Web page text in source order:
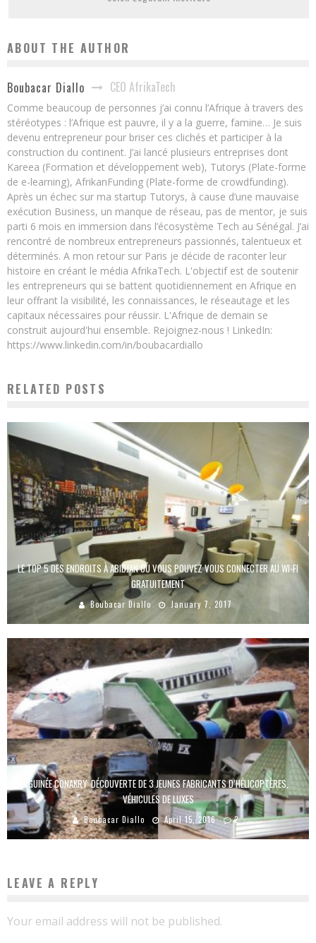
ABOUT THE AUTHOR
Boubacar Diallo CEO AfrikaTech
Comme beaucoup de personnes j’ai connu l’Afrique à travers des
stéréotypes : l’Afrique est pauvre, il y a la guerre, famine… Je suis
devenu entrepreneur pour briser ces clichés et participer à la
construction du continent. J’ai lancé plusieurs entreprises dont
Kareea (Formation et développement web), Tutorys (Plate-forme
de e-learning), AfrikanFunding (Plate-forme de crowdfunding).
Après un échec sur ma startup Tutorys, à cause d’une mauvaise
exécution Business, un manque de réseau, pas de mentor, je suis
parti 6 mois en immersion dans l’écosystème Tech au Sénégal. J’ai
rencontré de nombreux entrepreneurs passionnés, talentueux et
déterminés. A mon retour sur Paris je décide de raconter leur
histoire en créant le média AfrikaTech. L'objectif est de soutenir
les entrepreneurs qui se battent quotidiennement en Afrique en
leur offrant la visibilité, les connaissances, le réseautage et les
capitaux nécessaires pour réussir. L'Afrique de demain se
construit aujourd'hui ensemble. Rejoignez-nous ! LinkedIn:
https://www.linkedin.com/in/boubacardiallo
RELATED POSTS
LE TOP 5 DES ENDROITS À ABIDJAN OÙ VOUS POUVEZ VOUS CONNECTER AU WI-FI
GRATUITEMENT
Boubacar Diallo January 7, 2017
GUINÉE CONAKRY: DÉCOUVERTE DE 3 JEUNES FABRICANTS D’HÉLICOPTÈRES,
VÉHICULES DE LUXES
Boubacar Diallo April 15, 2016 2
LEAVE A REPLY
Your email address will not be published.